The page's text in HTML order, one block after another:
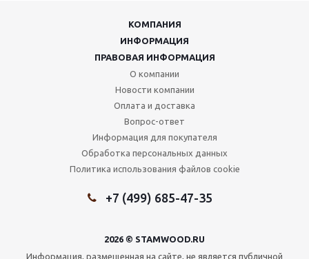
КОМПАНИЯ
ИНФОРМАЦИЯ
ПРАВОВАЯ ИНФОРМАЦИЯ
О компании
Новости компании
Оплата и доставка
Вопрос-ответ
Информация для покупателя
Обработка персональных данных
Политика использования файлов cookie
+7 (499) 685-47-35
2026 © STAMWOOD.RU
Информация, размещенная на сайте, не является публичной